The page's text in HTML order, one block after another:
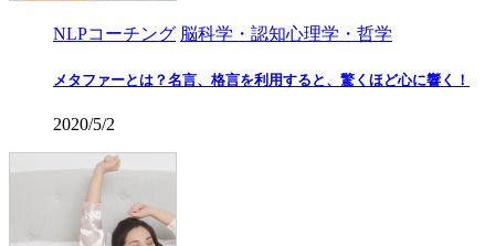
NLPコーチング 脳科学・認知心理学・哲学
メタファーとは？名言、格言を利用すると、驚くほど心に響く！
2020/5/2